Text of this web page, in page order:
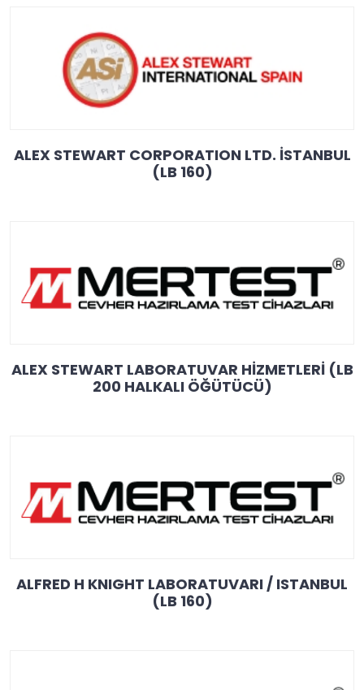
ALEX STEWART CORPORATION LTD. İSTANBUL
(LB 160)
ALEX STEWART LABORATUVAR HİZMETLERİ (LB
200 HALKALI ÖĞÜTÜCÜ)
ALFRED H KNIGHT LABORATUVARI / ISTANBUL
(LB 160)